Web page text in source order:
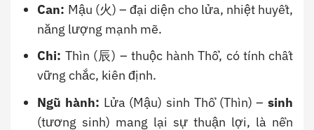
Can: Mậu (火) – đại diện cho lửa, nhiệt huyết,
năng lượng mạnh mẽ.
Chi: Thìn (辰) – thuộc hành Thổ, có tính chất
vững chắc, kiên định.
Ngũ hành: Lửa (Mậu) sinh Thổ (Thìn) –sinh
(tương sinh) mang lại sự thuận lợi, là nền